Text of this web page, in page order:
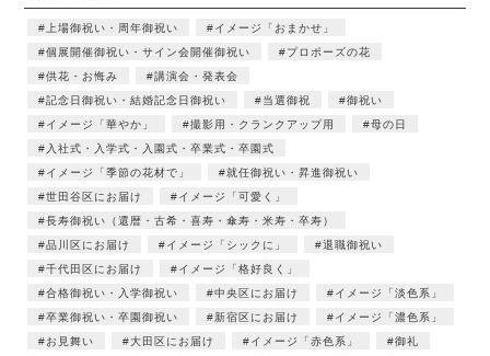
上場御祝い・周年御祝い
イメージ「おまかせ」
個展開催御祝い・サイン会開催御祝い
プロポーズの花
供花・お悔み
講演会・発表会
記念日御祝い・結婚記念日御祝い
当選御祝
御祝い
イメージ「華やか」
撮影用・クランクアップ用
母の日
入社式・入学式・入園式・卒業式・卒園式
イメージ「季節の花材で」
就任御祝い・昇進御祝い
世田谷区にお届け
イメージ「可愛く」
長寿御祝い（還暦・古希・喜寿・傘寿・米寿・卒寿）
品川区にお届け
イメージ「シックに」
退職御祝い
千代田区にお届け
イメージ「格好良く」
合格御祝い・入学御祝い
中央区にお届け
イメージ「淡色系」
卒業御祝い・卒園御祝い
新宿区にお届け
イメージ「濃色系」
お見舞い
大田区にお届け イメージ「赤色系」
御礼